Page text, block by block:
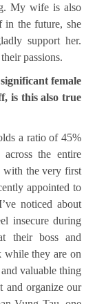
My wife is also
in the future, she
support her.
passions.
female
is this also true
a ratio of 45%
the entire
with the very first
appointed to
noticed about
insecure during
their boss and
while they are on
valuable thing
and organize our